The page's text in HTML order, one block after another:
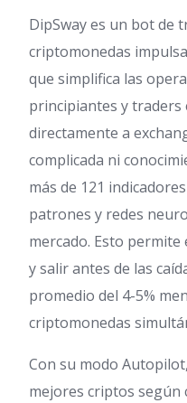
DipSway es un bot de
criptomonedas
que simplifica las
principiantes y traders
directamente a
complicada ni
más de 121
patrones y redes
mercado. Esto
y salir antes de las
promedio del 4-5%
criptomonedas
Con su modo
mejores criptos según